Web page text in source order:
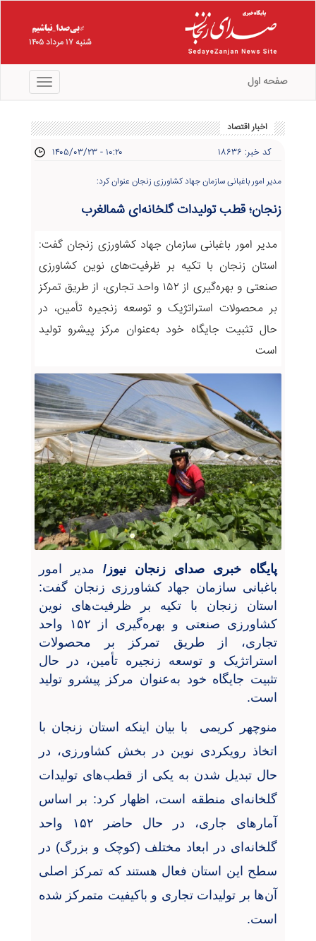
شنبه ۱۷ مرداد ۱۴۰۵
منو صفحه اول
اخبار اقتصاد
کد خبر: ۱۸۶۳۶ ۱۴۰۵/۰۳/۲۳ - ۱۰:۲۰
مدیر امور باغبانی سازمان جهاد کشاورزی زنجان عنوان کرد:
زنجان؛ قطب تولیدات گلخانه‌ای شمالغرب
مدیر امور باغبانی سازمان جهاد کشاورزی زنجان گفت:
استان زنجان با تکیه بر ظرفیت‌های نوین کشاورزی
صنعتی و بهره‌گیری از ۱۵۲ واحد تجاری، از طریق تمرکز
بر محصولات استراتژیک و توسعه زنجیره تأمین، در
حال تثبیت جایگاه خود به‌عنوان مرکز پیشرو تولید
است
پایگاه خبری صدای زنجان نیوز/ مدیر امور
باغبانی سازمان جهاد کشاورزی زنجان گفت:
استان زنجان با تکیه بر ظرفیت‌های نوین
کشاورزی صنعتی و بهره‌گیری از ۱۵۲ واحد
تجاری، از طریق تمرکز بر محصولات
استراتژیک و توسعه زنجیره تأمین، در حال
تثبیت جایگاه خود به‌عنوان مرکز پیشرو تولید
است.
منوچهر کریمی با بیان اینکه استان زنجان با
اتخاذ رویکردی نوین در بخش کشاورزی، در
حال تبدیل شدن به یکی از قطب‌های تولیدات
گلخانه‌ای منطقه است، اظهار کرد: بر اساس
آمارهای جاری، در حال حاضر ۱۵۲ واحد
گلخانه‌ای در ابعاد مختلف (کوچک و بزرگ) در
سطح این استان فعال هستند که تمرکز اصلی
آن‌ها بر تولیدات تجاری و باکیفیت متمرکز شده
است.